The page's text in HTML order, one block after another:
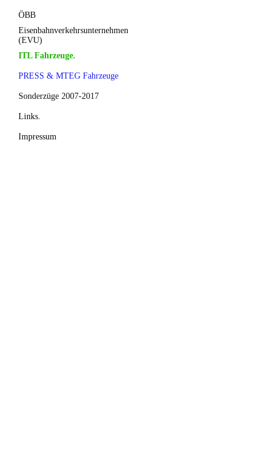
ÖBB
Eisenbahnverkehrsunternehmen
(EVU)
ITL Fahrzeuge.
PRESS & MTEG Fahrzeuge
Sonderzüge 2007-2017
Links.
Impressum